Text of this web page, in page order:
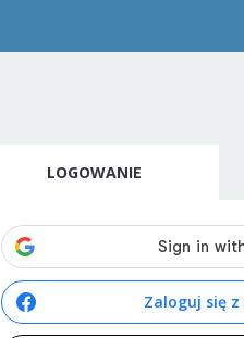
LOGOWANIE
Zaloguj się z